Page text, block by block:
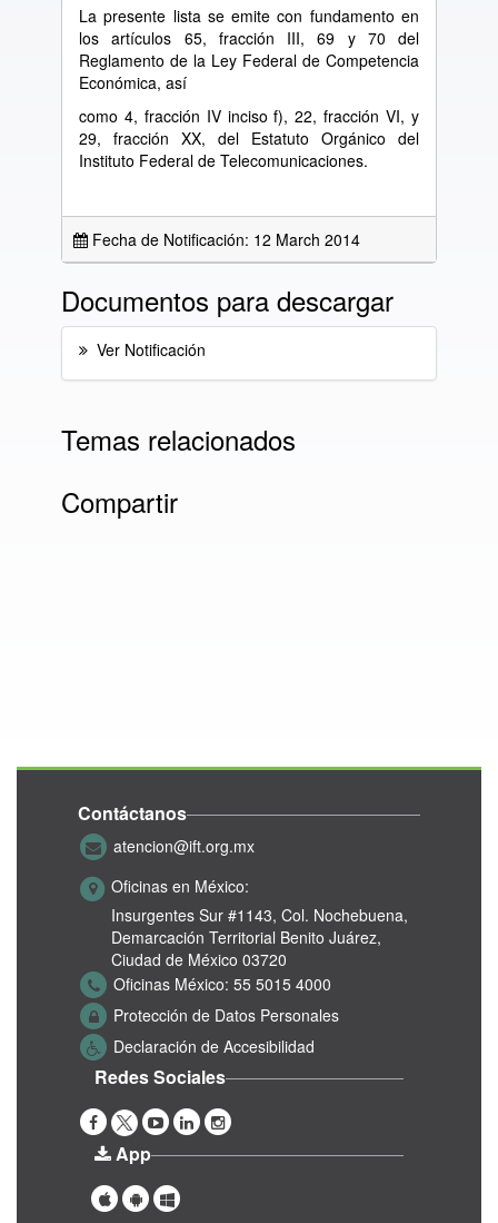
La presente lista se emite con fundamento en
los artículos 65, fracción III, 69 y 70 del
Reglamento de la Ley Federal de Competencia
Económica, así
como 4, fracción IV inciso f), 22, fracción VI, y
29, fracción XX, del Estatuto Orgánico del
Instituto Federal de Telecomunicaciones.
Fecha de Notificación: 12 March 2014
Documentos para descargar
Ver Notificación
Temas relacionados
Compartir
Contáctanos
atencion@ift.org.mx
Oficinas en México:
Insurgentes Sur #1143, Col. Nochebuena,
Demarcación Territorial Benito Juárez,
Ciudad de México 03720
Oficinas México: 55 5015 4000
Protección de Datos Personales
Declaración de Accesibilidad
Redes Sociales
App